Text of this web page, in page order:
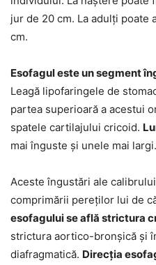
jur de 20 cm. La adulți poate
cm.
Esofagul este un segment
Leagă lipofaringele de
partea superioară a acestui
spatele cartilajului cricoid.
mai înguste și unele mai largi.
Aceste îngustări ale
comprimării pereților lui de
esofagului se află strictura
strictura aortico-bronșică și
diafragmatică. Direcția